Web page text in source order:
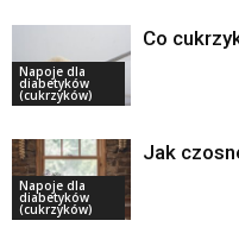
Napoje dla
diabetyków
(cukrzyków)
Co
Napoje dla
diabetyków
(cukrzyków)
Jak